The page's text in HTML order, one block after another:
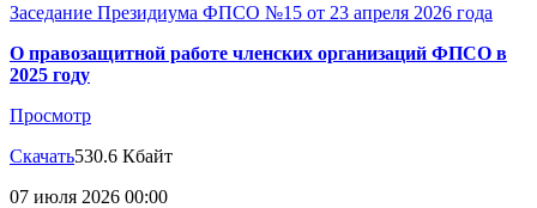
Заседание Президиума ФПСО №15 от 23 апреля 2026 года
О правозащитной работе членских организаций ФПСО в
2025 году
Просмотр
Скачать530.6 Кбайт
07 июля 2026 00:00